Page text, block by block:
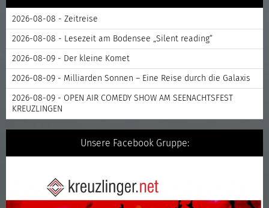
2026-08-08 - Zeitreise
2026-08-08 - Lesezeit am Bodensee „Silent reading“
2026-08-09 - Der kleine Komet
2026-08-09 - Milliarden Sonnen – Eine Reise durch die Galaxis
2026-08-09 - OPEN AIR COMEDY SHOW AM SEENACHTSFEST
KREUZLINGEN
Unsere Facebook Gruppe: